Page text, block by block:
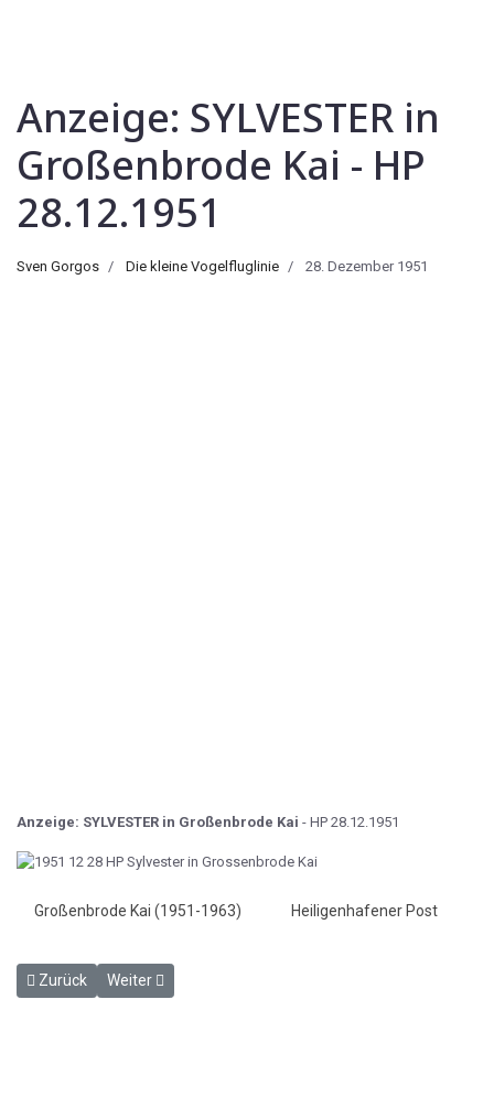
Anzeige: SYLVESTER in
Großenbrode Kai - HP
28.12.1951
Sven Gorgos Die kleine Vogelfluglinie 28. Dezember 1951
Anzeige: SYLVESTER in Großenbrode Kai - HP 28.12.1951
Großenbrode Kai (1951-1963) Heiligenhafener Post
Vorheriger Beitrag: Die lustigen Eisenbahner - HP 4.12.1951
Zurück Nächster Beitrag: Fehmarn-Fähre und Vogelfluglinie -
Weiter